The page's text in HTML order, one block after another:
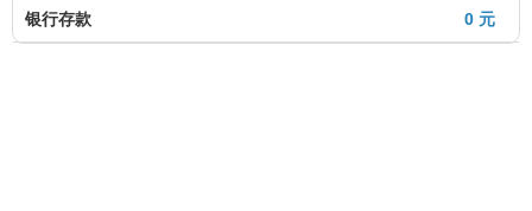
0 元
银行存款